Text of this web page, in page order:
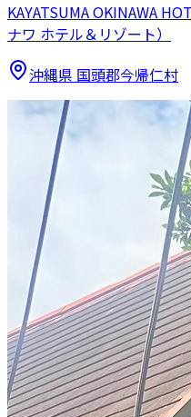
KAYATSUMA OKINAWA
ナワ ホテル＆リゾート）
沖縄県 国頭郡今帰仁村